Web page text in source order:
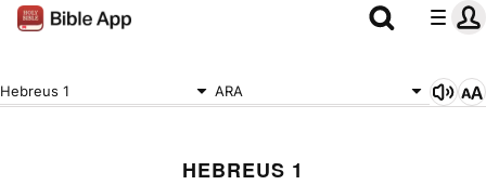
Hebreus 1 ARA
HEBREUS 1